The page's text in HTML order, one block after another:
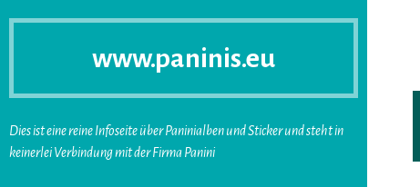
www.paninis.eu
Dies ist eine reine Infoseite über Paninialben und Sticker und steht in
keinerlei Verbindung mit der Firma Panini